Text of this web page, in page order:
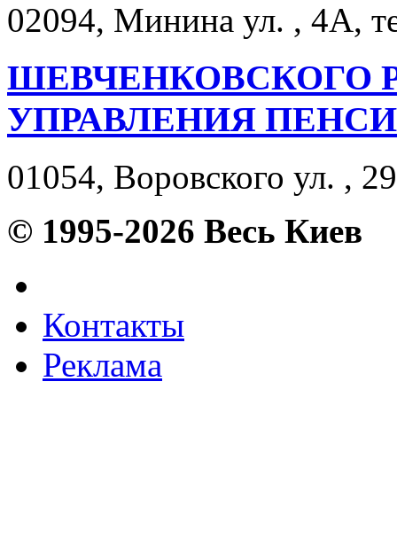
02094, Минина ул. , 4А,
ШЕВЧЕНКОВСКОГО
УПРАВЛЕНИЯ
01054, Воровского ул. ,
© 1995-2026 Весь Киев
Контакты
Реклама